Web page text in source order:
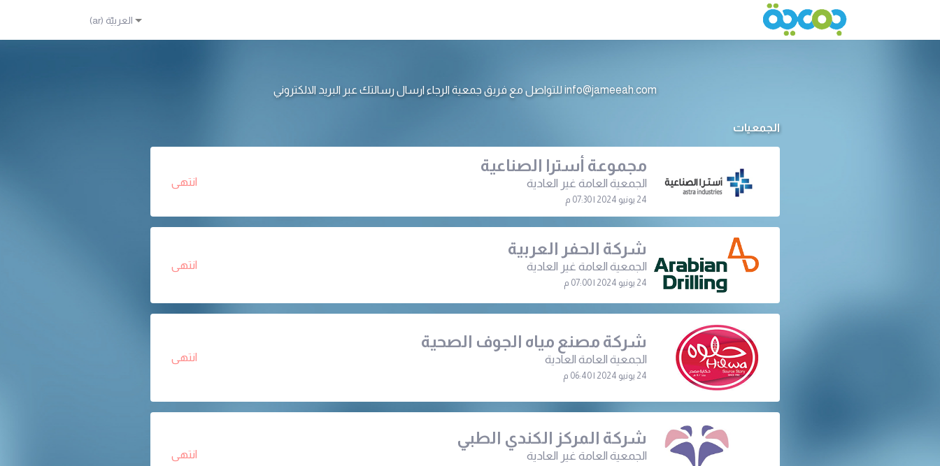
info@jameeah.com للتواصل مع فريق جمعية الرجاء ارسال رسالتك عبر البريد الالكتروني
الجمعيات
مجموعة أسترا الصناعية
الجمعية العامة غير العادية
24 يونيو 2024 | 07:30 م
انتهى
شركة الحفر العربية
اﻟﺠﻤﻌﻴﺔ اﻟﻌﺎﻣﺔ غير العادية
24 يونيو 2024 | 07:00 م
انتهى
شركة مصنع مياه الجوف الصحية
الجمعية العامة العادية
24 يونيو 2024 | 06:40 م
انتهى
شركة المركز الكندي الطبي
الجمعية العامة غير العادية انتهى